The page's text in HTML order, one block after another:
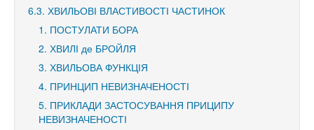
6.3. ХВИЛЬОВІ ВЛАСТИВОСТІ ЧАСТИНОК
1. ПОСТУЛАТИ БОРА
2. ХВИЛІ де БРОЙЛЯ
3. ХВИЛЬОВА ФУНКЦІЯ
4. ПРИНЦИП НЕВИЗНАЧЕНОСТІ
5. ПРИКЛАДИ ЗАСТОСУВАННЯ ПРИЦИПУ
НЕВИЗНАЧЕНОСТІ